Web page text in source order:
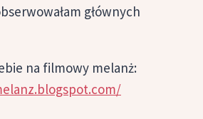
głównych
na filmowy melanż: